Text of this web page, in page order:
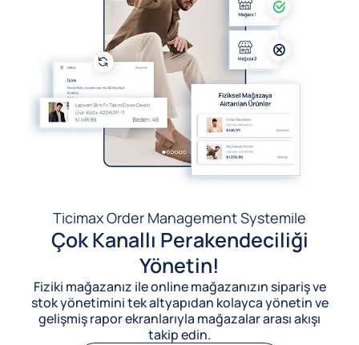
Ticimax Order Management Systemile
Çok Kanallı Perakendeciliği
Yönetin!
Fiziki mağazanız ile online mağazanızın sipariş ve
stok yönetimini tek altyapıdan kolayca yönetin ve
gelişmiş rapor ekranlarıyla mağazalar arası akışı
takip edin.